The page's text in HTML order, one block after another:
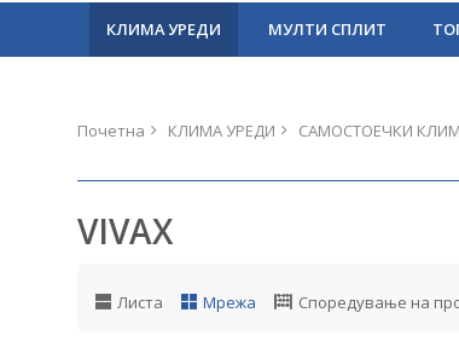
КЛИМА УРЕДИ МУЛТИ СПЛИТ
Почетна КЛИМА УРЕДИ САМОСТОЕЧКИ
VIVAX
Листа Мрежа Споредување на